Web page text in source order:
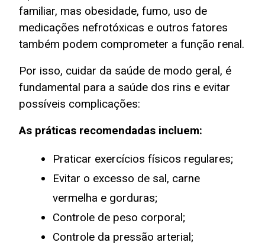
familiar, mas obesidade, fumo, uso de
medicações nefrotóxicas e outros fatores
também podem comprometer a função renal.
Por isso, cuidar da saúde de modo geral, é
fundamental para a saúde dos rins e evitar
possíveis complicações:
As práticas recomendadas incluem:
Praticar exercícios físicos regulares;
Evitar o excesso de sal, carne
vermelha e gorduras;
Controle de peso corporal;
Controle da pressão arterial;